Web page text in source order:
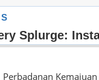
Perbadanan